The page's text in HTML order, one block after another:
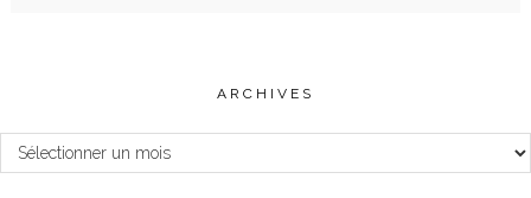
ARCHIVES
Archives